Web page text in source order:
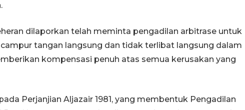
dilaporkan telah meminta pengadilan arbitrase untuk
tangan langsung dan tidak terlibat langsung dalam
kompensasi penuh atas semua kerusakan yang
Perjanjian Aljazair 1981, yang membentuk Pengadilan